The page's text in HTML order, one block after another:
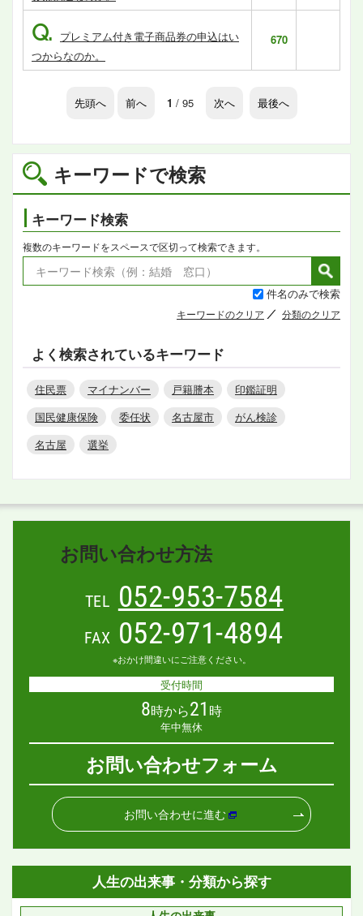
キーワードで検索
キーワード検索
複数のキーワードをスペースで区切って検索できます。
件名のみで検索
キーワードのクリア 分類のクリア
よく検索されているキーワード
住民票 マイナンバー 戸籍謄本
印鑑証明
国民健康保険
委任状 名古屋市
がん検診
名古屋
選挙
Q. プレミアム付き電子商品券の申込はい
つからなのか。
670
先頭へ 前へ 1 / 95 次へ 最後へ
お問い合わせ方法
TEL 052-953-7584
FAX 052-971-4894
※おかけ間違いにご注意ください。
受付時間
8時から21 時
年中無休
お問い合わせフォーム
お問い合わせに進む
人生の出来事・分類から探す